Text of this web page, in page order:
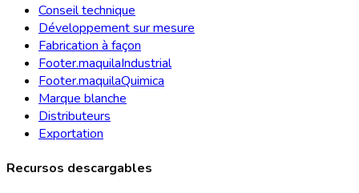
Conseil technique
Développement sur mesure
Fabrication à façon
Footer.maquilaIndustrial
Footer.maquilaQuimica
Marque blanche
Distributeurs
Exportation
Recursos descargables